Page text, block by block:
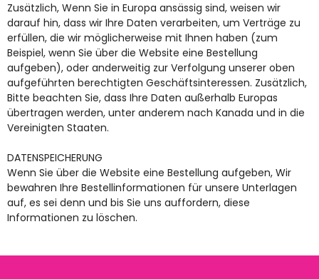
Zusätzlich, Wenn Sie in Europa ansässig sind, weisen wir
darauf hin, dass wir Ihre Daten verarbeiten, um Verträge zu
erfüllen, die wir möglicherweise mit Ihnen haben (zum
Beispiel, wenn Sie über die Website eine Bestellung
aufgeben), oder anderweitig zur Verfolgung unserer oben
aufgeführten berechtigten Geschäftsinteressen. Zusätzlich,
Bitte beachten Sie, dass Ihre Daten außerhalb Europas
übertragen werden, unter anderem nach Kanada und in die
Vereinigten Staaten.
DATENSPEICHERUNG
Wenn Sie über die Website eine Bestellung aufgeben, Wir
bewahren Ihre Bestellinformationen für unsere Unterlagen
auf, es sei denn und bis Sie uns auffordern, diese
Informationen zu löschen.